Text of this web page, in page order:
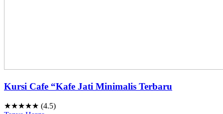
Kursi Cafe “Kafe Jati Minimalis Terbaru
★★★★★ (4.5)